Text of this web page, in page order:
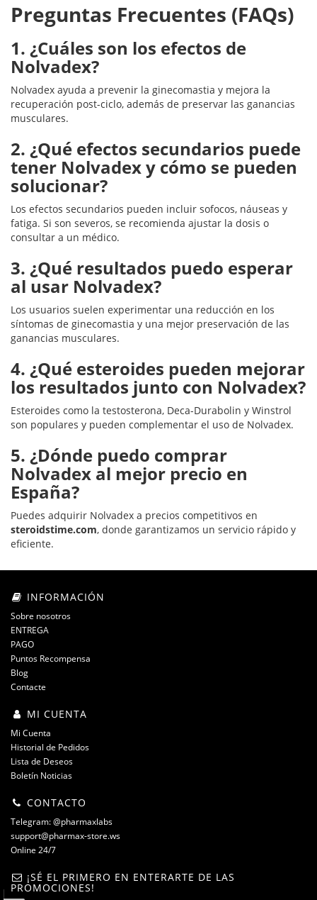
Preguntas Frecuentes (FAQs)
1. ¿Cuáles son los efectos de
Nolvadex?
Nolvadex ayuda a prevenir la ginecomastia y mejora la
recuperación post-ciclo, además de preservar las ganancias
musculares.
2. ¿Qué efectos secundarios puede
tener Nolvadex y cómo se pueden
solucionar?
Los efectos secundarios pueden incluir sofocos, náuseas y
fatiga. Si son severos, se recomienda ajustar la dosis o
consultar a un médico.
3. ¿Qué resultados puedo esperar
al usar Nolvadex?
Los usuarios suelen experimentar una reducción en los
síntomas de ginecomastia y una mejor preservación de las
ganancias musculares.
4. ¿Qué esteroides pueden mejorar
los resultados junto con Nolvadex?
Esteroides como la testosterona, Deca-Durabolin y Winstrol
son populares y pueden complementar el uso de Nolvadex.
5. ¿Dónde puedo comprar
Nolvadex al mejor precio en
España?
Puedes adquirir Nolvadex a precios competitivos en
steroidstime.com, donde garantizamos un servicio rápido y
eficiente.
INFORMACIÓN
Sobre nosotros
ENTREGA
PAGO
Puntos Recompensa
Blog
Contacte
MI CUENTA
Mi Cuenta
Historial de Pedidos
Lista de Deseos
Boletín Noticias
CONTACTO
Telegram: @pharmaxlabs
support@pharmax-store.ws
Online 24/7
¡SÉ EL PRIMERO EN ENTERARTE DE LAS
PROMOCIONES!